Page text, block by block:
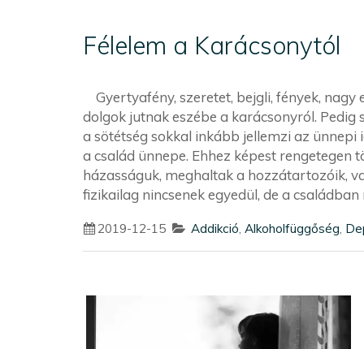
Félelem a Karácsonytól
Gyertyafény, szeretet, bejgli, fények, nagy
dolgok jutnak eszébe a karácsonyról.
a sötétség sokkal inkább jellemzi az
a család ünnepe. Ehhez képest
házasságuk, meghaltak a hozzátartozóik,
fizikailag nincsenek egyedül, de a családban
2019-12-15 Addikció, Alkoholfüggőség,